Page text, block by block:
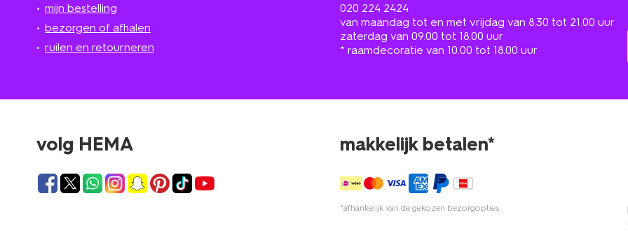
mijn bestelling
bezorgen of afhalen
ruilen en retourneren
020 224 2424
van maandag tot en met vrijdag van 8.30 tot 21.00 uur
zaterdag van 09.00 tot 18.00 uur
* raamdecoratie van 10.00 tot 18.00 uur
volg HEMA makkelijk betalen*
*afhankelijk van de gekozen bezorgopties